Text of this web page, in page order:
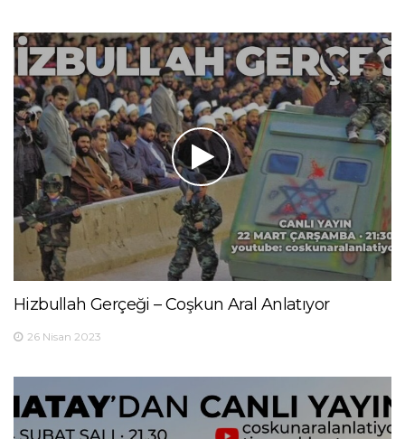
Hizbullah Gerçeği – Coşkun Aral Anlatıyor
26 Nisan 2023